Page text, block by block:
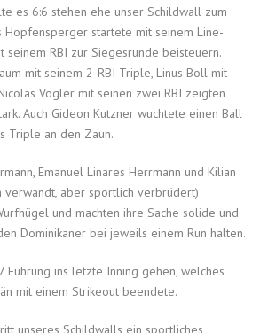
es 6:6 stehen ehe unser Schildwall zum
Hopfensperger startete mit seinem Line-
seinem RBI zur Siegesrunde beisteuern.
mit seinem 2-RBI-Triple, Linus Boll mit
Vögler mit seinen zwei RBI zeigten
Auch Gideon Kutzner wuchtete einen Ball
Triple an den Zaun.
Emanuel Linares Herrmann und Kilian
verwandt, aber sportlich verbrüdert)
und machten ihre Sache solide und
Dominikaner bei jeweils einem Run halten.
Führung ins letzte Inning gehen, welches
mit einem Strikeout beendete.
unseres Schildwalls ein sportliches